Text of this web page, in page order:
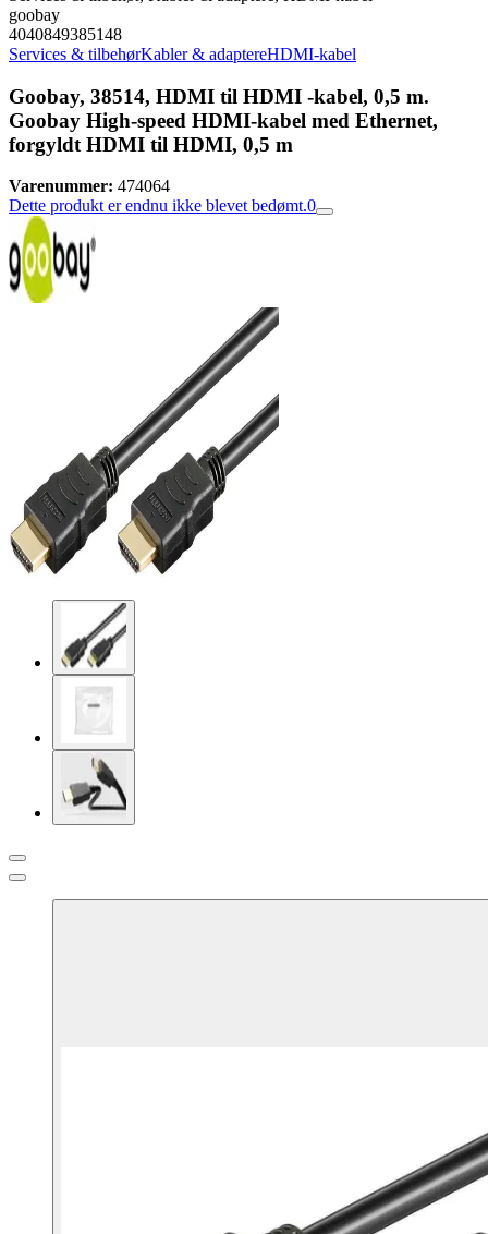
goobay
4040849385148
Services & tilbehørKabler & adaptereHDMI-kabel
Goobay, 38514, HDMI til HDMI -kabel, 0,5 m.
Goobay High-speed HDMI-kabel med Ethernet,
forgyldt HDMI til HDMI, 0,5 m
Varenummer: 474064
Dette produkt er endnu ikke blevet bedømt.0